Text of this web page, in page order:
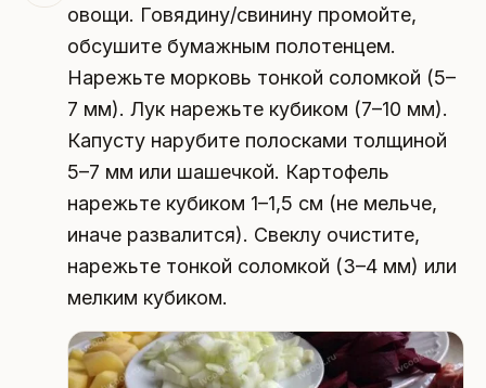
овощи. Говядину/свинину промойте,
обсушите бумажным полотенцем.
Нарежьте морковь тонкой соломкой (5–
7 мм). Лук нарежьте кубиком (7–10 мм).
Капусту нарубите полосками толщиной
5–7 мм или шашечкой. Картофель
нарежьте кубиком 1–1,5 см (не мельче,
иначе развалится). Свеклу очистите,
нарежьте тонкой соломкой (3–4 мм) или
мелким кубиком.